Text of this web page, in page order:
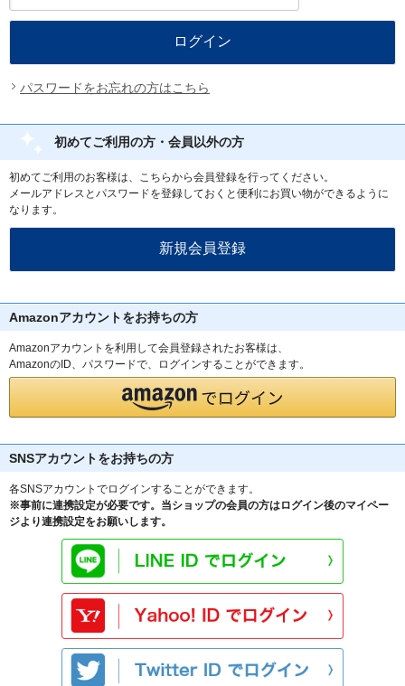
パスワードをお忘れの方はこちら
初めてご利用の方・会員以外の方
初めてご利用のお客様は、こちらから会員登録を行ってください。
メールアドレスとパスワードを登録しておくと便利にお買い物ができるように
なります。
Amazonアカウントをお持ちの方
Amazonアカウントを利用して会員登録されたお客様は、
AmazonのID、パスワードで、ログインすることができます。
SNSアカウントをお持ちの方
各SNSアカウントでログインすることができます。
※事前に連携設定が必要です。当ショップの会員の方はログイン後のマイペー
ジより連携設定をお願いします。